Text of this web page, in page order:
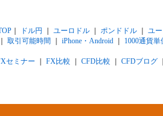
｜ ドル円 ユーロドル｜ ポンドドル｜ ユ
取引可能時間 iPhone・Android 1000通貨単
セミナー FX比較 CFD比較 CFDブログ